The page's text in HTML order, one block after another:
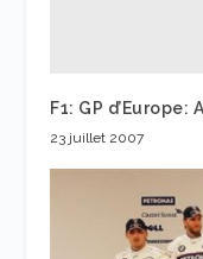
F1: GP
23 juillet 2007